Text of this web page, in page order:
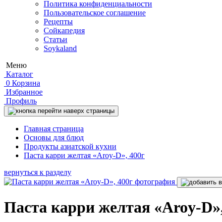
Политика конфиденциальности
Пользовательское соглашение
Рецепты
Сойкапедия
Статьи
Soykaland
Меню
Каталог
0 Корзина
Избранное
Профиль
Главная страница
Основы для блюд
Продукты азиатской кухни
Паста карри желтая «Aroy-D», 400г
вернуться к разделу
Паста карри желтая «Aroy-